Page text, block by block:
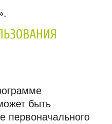
быть
первоначального